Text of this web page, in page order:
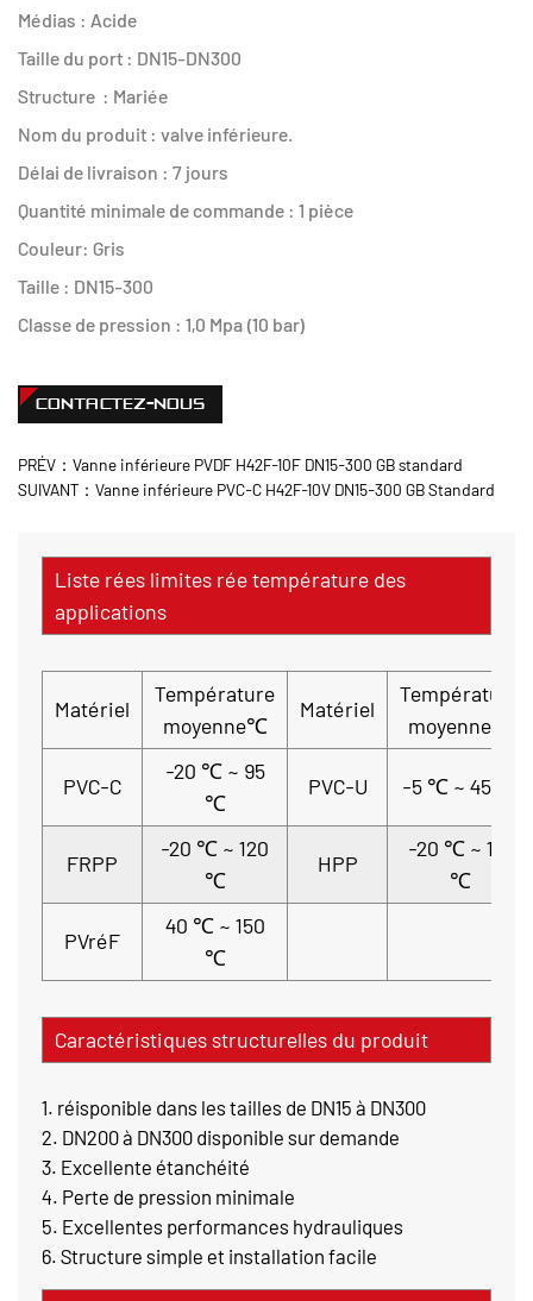
Médias : Acide
Taille du port : DN15-DN300
Structure : Mariée
Nom du produit : valve inférieure.
Délai de livraison : 7 jours
Quantité minimale de commande : 1 pièce
Couleur: Gris
Taille : DN15-300
Classe de pression : 1,0 Mpa (10 bar)
CONTACTEZ-NOUS
PRÉV：Vanne inférieure PVDF H42F-10F DN15-300 GB standard
SUIVANT：Vanne inférieure PVC-C H42F-10V DN15-300 GB Standard
Liste rées limites rée température des
applications
Matériel
Température
moyenne℃
Matériel
Température
moyenne℃
PVC-C
-20 ℃ ~ 95
℃
PVC-U -5 ℃ ~ 45 ℃
FRPP
-20 ℃ ~ 120
℃
HPP
-20 ℃ ~ 110
℃
PVréF
40 ℃ ~ 150
℃
Caractéristiques structurelles du produit
1. réisponible dans les tailles de DN15 à DN300
2. DN200 à DN300 disponible sur demande
3. Excellente étanchéité
4. Perte de pression minimale
5. Excellentes performances hydrauliques
6. Structure simple et installation facile